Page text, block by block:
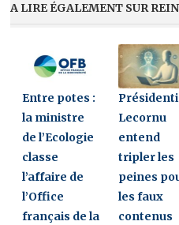
A LIRE ÉGALEMENT SUR
Entre potes :
la ministre
de l’Ecologie
classe
l’affaire de
l’Office
français de la
Lecornu
entend
tripler les
peines
les faux
contenus